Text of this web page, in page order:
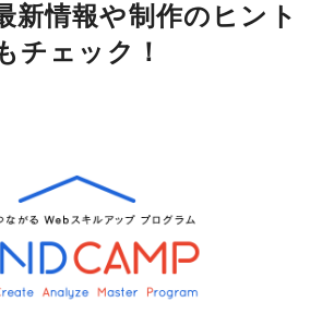
新情報や制作のヒント
チェック！